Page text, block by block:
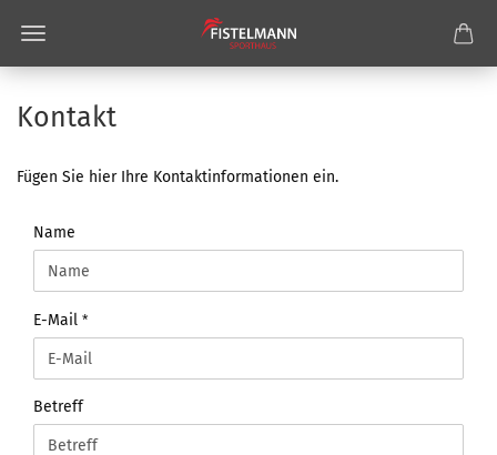
Kontakt
Fügen Sie hier Ihre Kontaktinformationen ein.
KONTAKT
Name
E-Mail
Betreff